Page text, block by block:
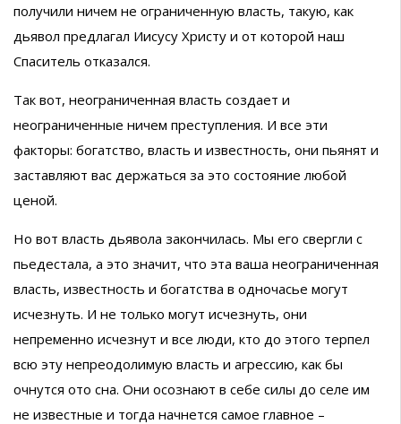
получили ничем не ограниченную власть, такую, как
дьявол предлагал Иисусу Христу и от которой наш
Спаситель отказался.
Так вот, неограниченная власть создает и
неограниченные ничем преступления. И все эти
факторы: богатство, власть и известность, они пьянят и
заставляют вас держаться за это состояние любой
ценой.
Но вот власть дьявола закончилась. Мы его свергли с
пьедестала, а это значит, что эта ваша неограниченная
власть, известность и богатства в одночасье могут
исчезнуть. И не только могут исчезнуть, они
непременно исчезнут и все люди, кто до этого терпел
всю эту непреодолимую власть и агрессию, как бы
очнутся ото сна. Они осознают в себе силы до селе им
не известные и тогда начнется самое главное –